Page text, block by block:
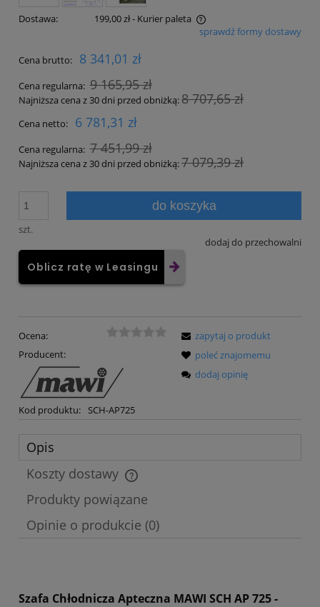
Dostawa: 199,00 zł- Kurier paleta
Cena nie zawiera ewentualnych kosztów płatnościsprawdź formy dostawy
Cena brutto: 8 341,01 zł
Cena regularna: 9 165,95 zł
Najniższa cena z 30 dni przed obniżką:8 707,65 zł
Cena netto: 6 781,31 zł
Cena regularna: 7 451,99 zł
Najniższa cena z 30 dni przed obniżką:7 079,39 zł
szt.
do koszyka
dodaj do przechowalni
Oblicz ratę w Leasingu
Ocena:
Producent:
Kod produktu: SCH-AP725
zapytaj o produkt
poleć znajomemu
dodaj opinię
Opis
Koszty dostawy
Cena nie zawiera ewentualnych kosztów płatności
Produkty powiązane
Opinie o produkcie (0)
Szafa Chłodnicza Apteczna MAWI SCH AP 725 -